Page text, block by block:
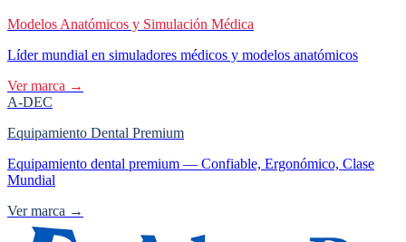
Modelos Anatómicos y Simulación Médica
Líder mundial en simuladores médicos y modelos anatómicos
Ver marca →
A-DEC
Equipamiento Dental Premium
Equipamiento dental premium — Confiable, Ergonómico, Clase
Mundial
Ver marca →